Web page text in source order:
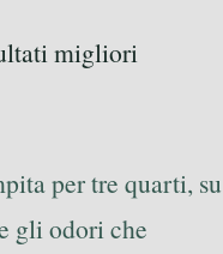
migliori
per tre quarti, su
gli odori che